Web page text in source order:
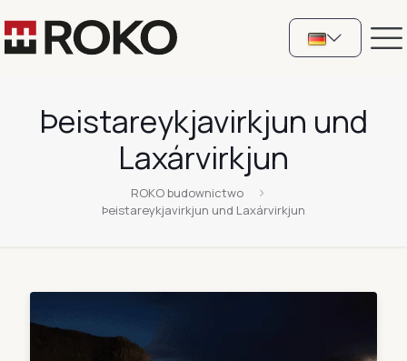
Þeistareykjavirkjun und
Laxárvirkjun
ROKO budownictwo
Þeistareykjavirkjun und Laxárvirkjun